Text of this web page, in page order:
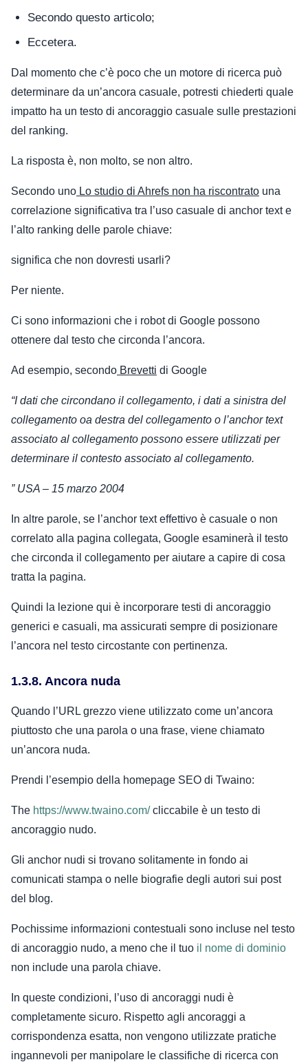
Secondo questo articolo;
Eccetera.
Dal momento che c’è poco che un motore di ricerca può
determinare da un’ancora casuale, potresti chiederti quale
impatto ha un testo di ancoraggio casuale sulle prestazioni
del ranking.
La risposta è, non molto, se non altro.
Secondo uno Lo studio di Ahrefs non ha riscontrato una
correlazione significativa tra l’uso casuale di anchor text e
l’alto ranking delle parole chiave:
significa che non dovresti usarli?
Per niente.
Ci sono informazioni che i robot di Google possono
ottenere dal testo che circonda l’ancora.
Ad esempio, secondo Brevetti di Google
“I dati che circondano il collegamento, i dati a sinistra del
collegamento oa destra del collegamento o l’anchor text
associato al collegamento possono essere utilizzati per
determinare il contesto associato al collegamento.
” USA – 15 marzo 2004
In altre parole, se l’anchor text effettivo è casuale o non
correlato alla pagina collegata, Google esaminerà il testo
che circonda il collegamento per aiutare a capire di cosa
tratta la pagina.
Quindi la lezione qui è incorporare testi di ancoraggio
generici e casuali, ma assicurati sempre di posizionare
l’ancora nel testo circostante con pertinenza.
1.3.8. Ancora nuda
Quando l’URL grezzo viene utilizzato come un’ancora
piuttosto che una parola o una frase, viene chiamato
un’ancora nuda.
Prendi l’esempio della homepage SEO di Twaino:
The https://www.twaino.com/cliccabile è un testo di
ancoraggio nudo.
Gli anchor nudi si trovano solitamente in fondo ai
comunicati stampa o nelle biografie degli autori sui post
del blog.
Pochissime informazioni contestuali sono incluse nel testo
di ancoraggio nudo, a meno che il tuo il nome di dominio
non include una parola chiave.
In queste condizioni, l’uso di ancoraggi nudi è
completamente sicuro. Rispetto agli ancoraggi a
corrispondenza esatta, non vengono utilizzate pratiche
ingannevoli per manipolare le classifiche di ricerca con